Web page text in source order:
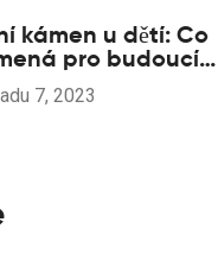
kámen u dětí: Co
pro budoucí
dásní?
7, 2023